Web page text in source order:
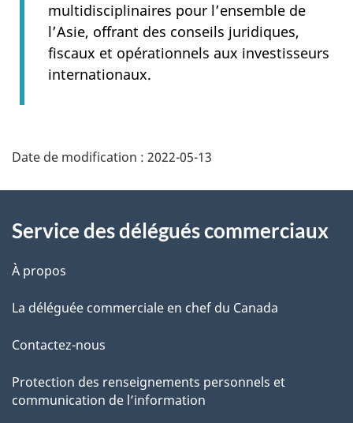
multidisciplinaires pour l’ensemble de
l’Asie, offrant des conseils juridiques,
fiscaux et opérationnels aux investisseurs
internationaux.
Additional
Information
Date de modification : 2022-05-13
Service des délégués commerciaux
À propos
La déléguée commerciale en chef du Canada
Contactez-nous
Protection des renseignements personnels et
communication de l’information